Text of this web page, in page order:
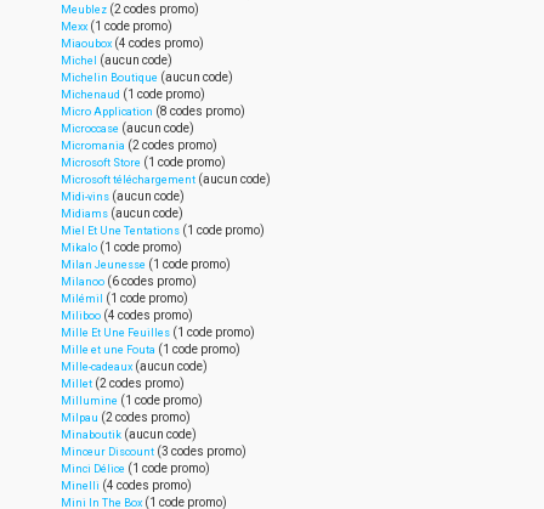
Meublez (2 codes promo)
Mexx (1 code promo)
Miaoubox (4 codes promo)
Michel (aucun code)
Michelin Boutique (aucun code)
Michenaud (1 code promo)
Micro Application (8 codes promo)
Microccase (aucun code)
Micromania (2 codes promo)
Microsoft Store (1 code promo)
Microsoft téléchargement (aucun code)
Midi-vins (aucun code)
Midiams (aucun code)
Miel Et Une Tentations (1 code promo)
Mikalo (1 code promo)
Milan Jeunesse (1 code promo)
Milanoo (6 codes promo)
Milémil (1 code promo)
Miliboo (4 codes promo)
Mille Et Une Feuilles (1 code promo)
Mille et une Fouta (1 code promo)
Mille-cadeaux (aucun code)
Millet (2 codes promo)
Millumine (1 code promo)
Milpau (2 codes promo)
Minaboutik (aucun code)
Minceur Discount (3 codes promo)
Minci Délice (1 code promo)
Minelli (4 codes promo)
Mini In The Box (1 code promo)